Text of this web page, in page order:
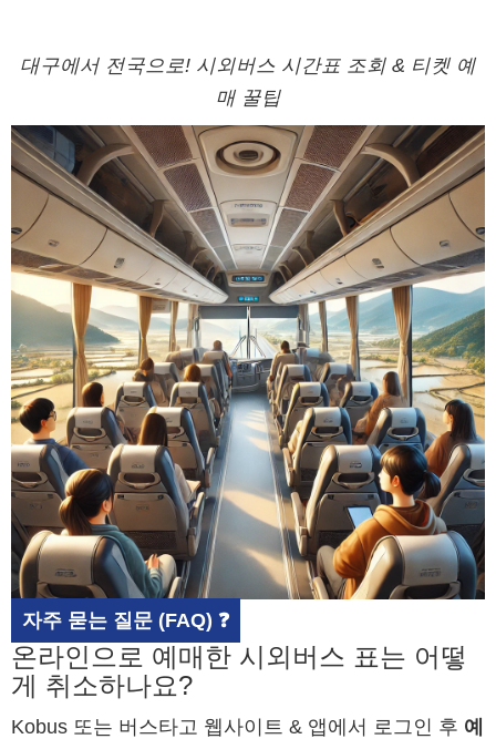
대구에서 전국으로! 시외버스 시간표 조회 & 티켓 예
매 꿀팁
자주 묻는 질문 (FAQ) ❓
온라인으로 예매한 시외버스 표는 어떻
게 취소하나요?
Kobus 또는 버스타고 웹사이트 & 앱에서 로그인 후 예